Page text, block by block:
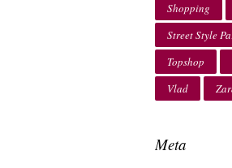
Shopping
Street Style
Topshop
Vlad
Meta